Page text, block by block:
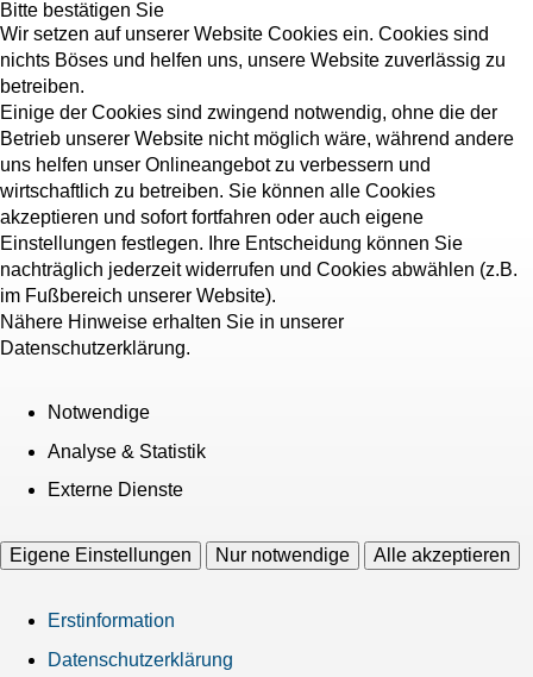
Bitte bestätigen Sie
Wir setzen auf unserer Website Cookies ein. Cookies sind
nichts Böses und helfen uns, unsere Website zuverlässig zu
betreiben.
Einige der Cookies sind zwingend notwendig, ohne die der
Betrieb unserer Website nicht möglich wäre, während andere
uns helfen unser Onlineangebot zu verbessern und
wirtschaftlich zu betreiben. Sie können alle Cookies
akzeptieren und sofort fortfahren oder auch eigene
Einstellungen festlegen. Ihre Entscheidung können Sie
nachträglich jederzeit widerrufen und Cookies abwählen (z.B.
im Fußbereich unserer Website).
Nähere Hinweise erhalten Sie in unserer
Datenschutzerklärung.
Notwendige
Analyse & Statistik
Externe Dienste
Eigene Einstellungen Nur notwendige Alle akzeptieren
Erstinformation
Datenschutzerklärung